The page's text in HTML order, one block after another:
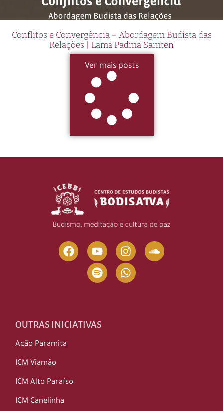
Conflitos e Convergência – Abordagem Budista das
Relações | Lama Padma Samten
Ver mais posts
OUTRAS INICIATIVAS
Ação Paramita
ICM Viamão
ICM Alto Paraíso
ICM Canelinha